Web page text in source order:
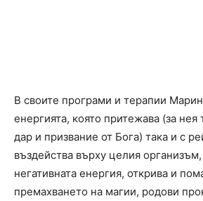
В своите програми и терапии
енергията, която притежава (за нея
дар и призвание от Бога) така и с
въздейства върху целия
негативната енергия, открива и
премахването на магии, родови